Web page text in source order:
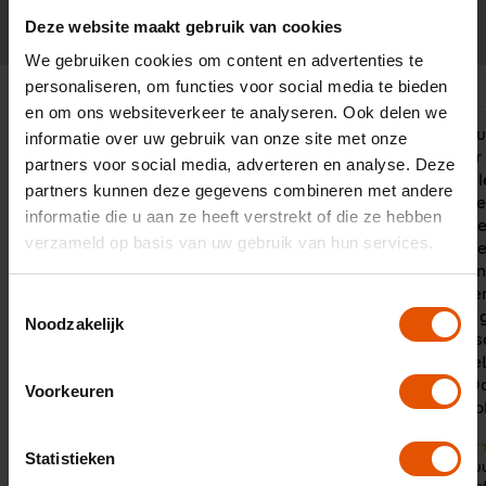
Deze website maakt gebruik van cookies
We gebruiken cookies om content en advertenties te
personaliseren, om functies voor social media te bieden
en om ons websiteverkeer te analyseren. Ook delen we
informatie over uw gebruik van onze site met onze
partners voor social media, adverteren en analyse. Deze
partners kunnen deze gegevens combineren met andere
informatie die u aan ze heeft verstrekt of die ze hebben
verzameld op basis van uw gebruik van hun services.
Noodzakelijk
Voorkeuren
Statistieken
Hard ingezet om een oplossing te
vinden ondanks dat ik een starter
zeer vriendelijk in contact en erg
behulpzaam. Dank je wel Jaap.
"Met de
wij drie
een 100%
Onze
land actief
eigen
goede
is daarom
hebben we
Met de
zorgt
adviezen.
daarmee
10 Door:
De